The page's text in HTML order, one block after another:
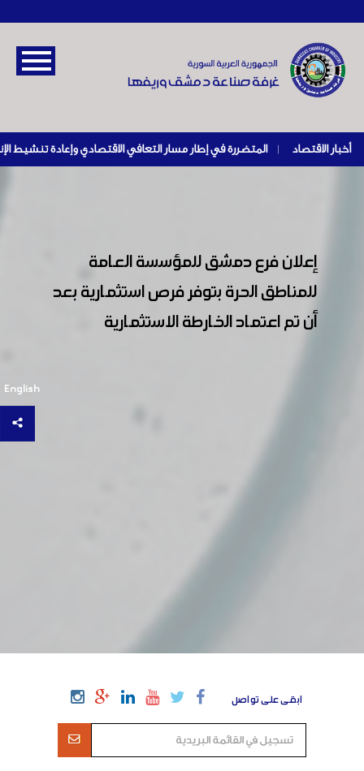
أخبار الاقتصاد |
English
إعلان فرع دمشق للمؤسسة العامة
للمناطق الحرة بتوفر فرص استثمارية بعد
أن تم اعتماد الخارطة الاستثمارية
ابقى على تواصل